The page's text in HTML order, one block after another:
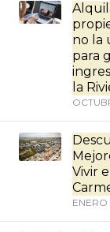
no la
para
la
Vivir